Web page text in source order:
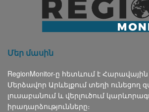
Մեր մասին
RegionMonitor-ը հետևում է
Մերձավոր Արևելքում տեղի ունեցող
լուսաբանում և վերլուծում
իրադարձությունները։